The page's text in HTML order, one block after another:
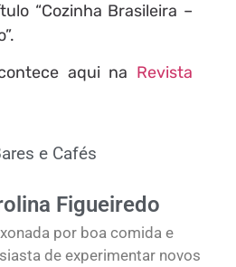
“Cozinha Brasileira –
aqui na Revista
e Cafés
Figueiredo
por boa comida e
de experimentar novos